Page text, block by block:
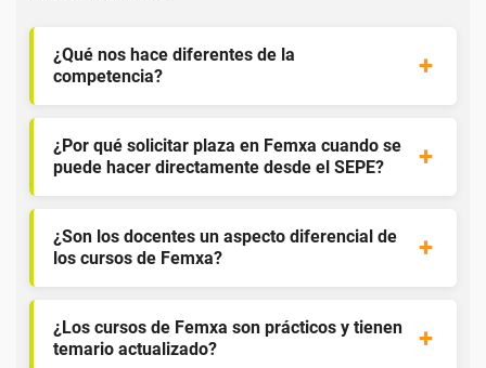
¿Qué nos hace diferentes de la
competencia?
¿Por qué solicitar plaza en Femxa cuando se
puede hacer directamente desde el SEPE?
¿Son los docentes un aspecto diferencial de
los cursos de Femxa?
¿Los cursos de Femxa son prácticos y tienen
temario actualizado?